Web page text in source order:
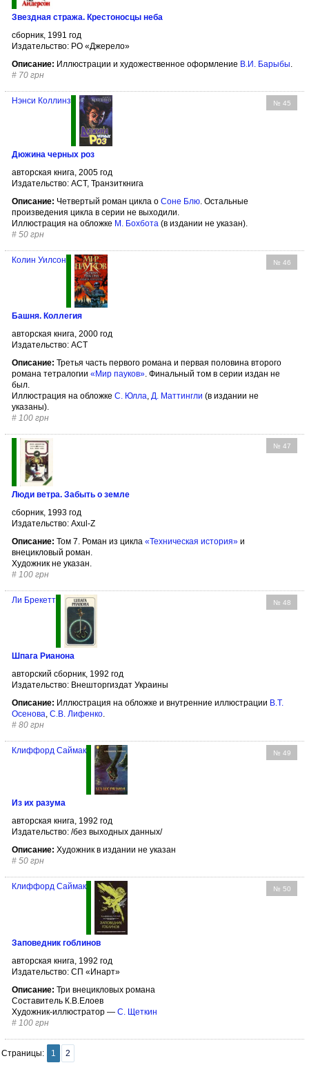
Звездная стража. Крестоносцы неба
сборник, 1991 год
Издательство: РО «Джерело»
Описание: Иллюстрации и художественное оформление В.И. Барыбы.
# 70 грн
№ 45
Нэнси Коллинз
Дюжина черных роз
авторская книга, 2005 год
Издательство: АСТ, Транзиткнига
Описание: Четвертый роман цикла о Соне Блю . Остальные
произведения цикла в серии не выходили.
Иллюстрация на обложке М. Бохбота (в издании не указан).
# 50 грн
№ 46
Колин Уилсон
Башня. Коллегия
авторская книга, 2000 год
Издательство: АСТ
Описание: Третья часть первого романа и первая половина второго
романа тетралогии «Мир пауков». Финальный том в серии издан не
был.
Иллюстрация на обложке С. Юлла, Д. Маттингли (в издании не
указаны).
# 100 грн
№ 47
Люди ветра. Забыть о земле
сборник, 1993 год
Издательство: Axul-Z
Описание: Том 7. Роман из цикла «Техническая история» и
внецикловый роман.
Художник не указан.
# 100 грн
№ 48
Ли Брекетт
Шпага Рианона
авторский сборник, 1992 год
Издательство: Внешторгиздат Украины
Описание: Иллюстрация на обложке и внутренние иллюстрации В.Т.
Осенова, С.В. Лифенко.
# 80 грн
№ 49
Клиффорд Саймак
Из их разума
авторская книга, 1992 год
Издательство: /без выходных данных/
Описание: Художник в издании не указан
# 50 грн
№ 50
Клиффорд Саймак
Заповедник гоблинов
авторская книга, 1992 год
Издательство: СП «Инарт»
Описание: Три внецикловых романа
Составитель К.В.Елоев
Художник-иллюстратор — С. Щеткин
# 100 грн
Страницы: 1 2